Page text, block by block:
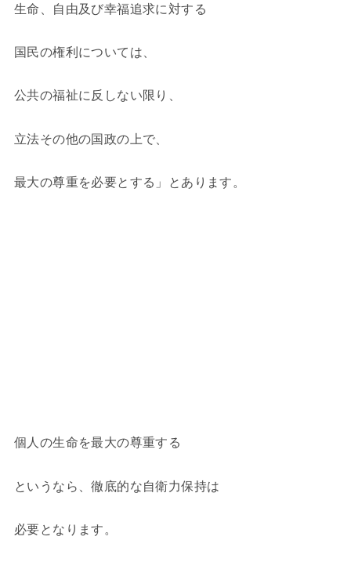
生命、自由及び幸福追求に対する
国民の権利については、
公共の福祉に反しない限り、
立法その他の国政の上で、
最大の尊重を必要とする」とあります。
個人の生命を最大の尊重する
というなら、徹底的な自衛力保持は
必要となります。